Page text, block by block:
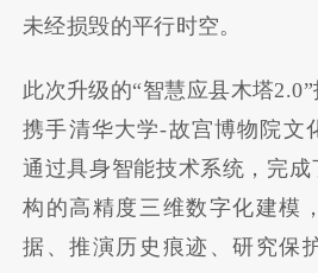
未经损毁的平行时空。
此次升级的“智慧应县木塔
携手清华大学-故宫博物院文
通过具身智能技术系统，完
构的高精度三维数字化建模
据、推演历史痕迹、研究保